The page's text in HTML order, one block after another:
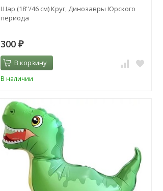
Шар (18''/46 см) Круг, Динозавры Юрского
периода
300 ₽
В корзину
В наличии